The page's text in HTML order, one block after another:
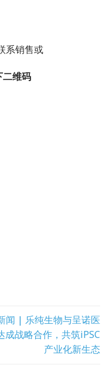
系销售或
二维码
闻 | 乐纯生物与呈诺医
成战略合作，共筑iPSC
产业化新生态